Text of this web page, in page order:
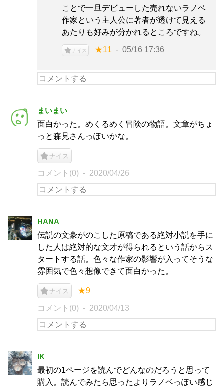
ことで一旦デビューした売れないラノベ
作家という主人公に著者が透けて見える
あたりも好みが分かれるところですね。
ナイス ★11 05/16 17:36
まいまい
面白かった。めくるめく冒険の物語。文章がちょ
っと森見さんっぽいかな。
ナイス
コメント(0) 2020/04/26
HANA
伝説の文豪がのこした原稿である絶対小説を手に
した人は絶対的な文才が得られるという話からス
タートする話。色々な作家の影響が入ってそうな
雰囲気で色々想像できて面白かった。
ナイス ★9
コメント(0) 2020/04/13
IK
最初の1ページを読んでどんなのだろうと思って
購入。読んでみたら思ったよりラノベっぽい感じ